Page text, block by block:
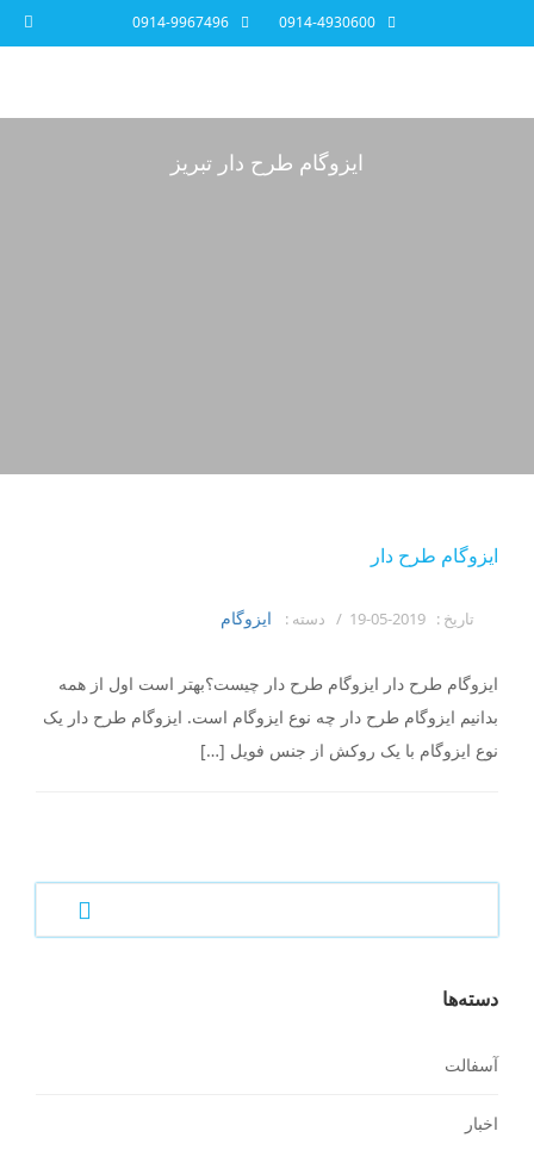
0914-4930600
0914-9967496
ایزوگام طرح دار تبریز
ایزوگام طرح دار
تاریخ : دسته : ایزوگام
ایزوگام طرح دار ایزوگام طرح دار چیست؟بهتر است اول از همه
بدانیم ایزوگام طرح دار چه نوع ایزوگام است. ایزوگام طرح دار یک
نوع ایزوگام با یک روکش از جنس فویل […]
دسته‌ها
آسفالت
اخبار